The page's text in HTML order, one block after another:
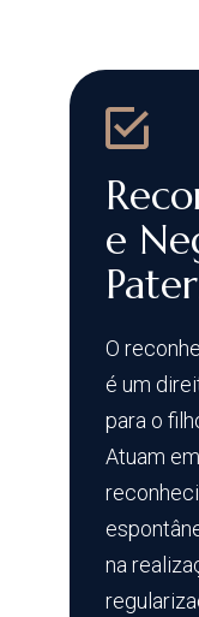
e
O
é um
para o
Atuam
na